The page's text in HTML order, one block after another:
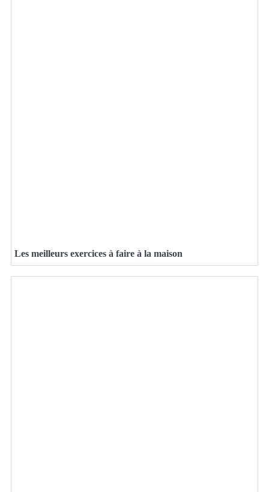
Les meilleurs exercices à faire à la maison